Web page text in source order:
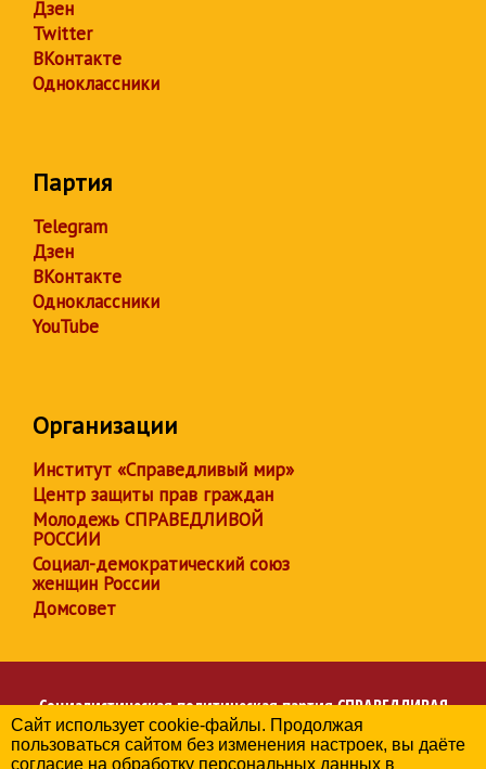
Дзен
Twitter
ВКонтакте
Одноклассники
Партия
Telegram
Дзен
ВКонтакте
Одноклассники
YouTube
Организации
Институт «Справедливый мир»
Центр защиты прав граждан
Молодежь СПРАВЕДЛИВОЙ
РОССИИ
Социал-демократический союз
женщин России
Домсовет
Социалистическая политическая партияСПРАВЕДЛИВАЯ
РОССИЯ
Региональное отделение партии в Чувашской Республике
Сайт использует cookie-файлы. Продолжая
пользоваться сайтом без изменения настроек, вы даёте
согласие на обработку персональных данных в